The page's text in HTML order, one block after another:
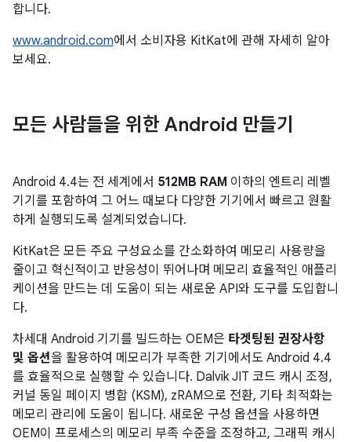
합니다.
www.android.com에서 소비자용 KitKat에 관해 자세히 알아
보세요.
모든 사람들을 위한 Android 만들기
Android 4.4는 전 세계에서 512MB RAM 이하의 엔트리 레벨
기기를 포함하여 그 어느 때보다 다양한 기기에서 빠르고 원활
하게 실행되도록 설계되었습니다.
KitKat은 모든 주요 구성요소를 간소화하여 메모리 사용량을
줄이고 혁신적이고 반응성이 뛰어나며 메모리 효율적인 애플리
케이션을 만드는 데 도움이 되는 새로운 API와 도구를 도입합니
다.
차세대 Android 기기를 빌드하는 OEM은 타겟팅된 권장사항
및 옵션을 활용하여 메모리가 부족한 기기에서도 Android 4.4
를 효율적으로 실행할 수 있습니다. Dalvik JIT 코드 캐시 조정,
커널 동일 페이지 병합 (KSM), zRAM으로 전환, 기타 최적화는
메모리 관리에 도움이 됩니다. 새로운 구성 옵션을 사용하면
OEM이 프로세스의 메모리 부족 수준을 조정하고, 그래픽 캐시